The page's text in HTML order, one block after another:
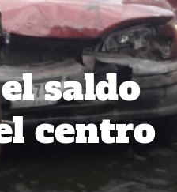
saldo
centro